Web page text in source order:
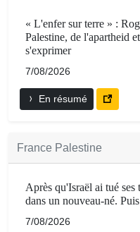
« L'enfer sur terre » :
Palestine, de l'apartheid
s'exprimer
7/08/2026
En résumé
France Palestine
Après qu'Israël ai tué
dans un nouveau-né.
7/08/2026